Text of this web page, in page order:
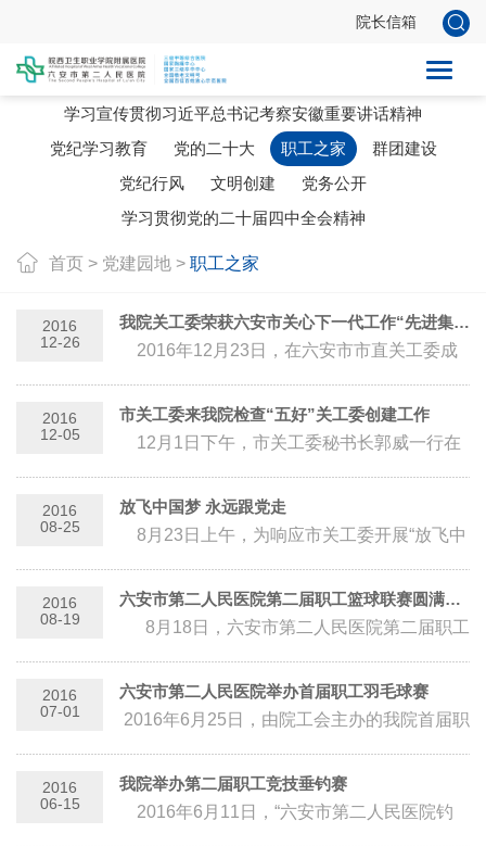
院长信箱
党建新闻
学习宣传贯彻习近平总书记考察安徽重要讲话精神
党纪学习教育
党的二十大 职工之家
群团建设
党纪行风
文明创建
党务公开
学习贯彻党的二十届四中全会精神
首页 > 党建园地 > 职工之家
2016
12-26
我院关工委荣获六安市关心下一代工作“先进集体”称号
2016年12月23日，在六安市市直关工委成
大会上，市二院...
2016
12-05
市关工委来我院检查“五好”关工委创建工作
12月1日下午，市关工委秘书长郭威一行在
和市直关工委...
2016
08-25
放飞中国梦 永远跟党走
8月23日上午，为响应市关工委开展“放飞中
丰...
2016
08-19
六安市第二人民医院第二届职工篮球联赛圆满落幕
8月18日，六安市第二人民医院第二届职工
满结...
2016
07-01
六安市第二人民医院举办首届职工羽毛球赛
2016年6月25日，由院工会主办的我院首届职
赛采用单循环淘汰制，为保证比...
2016
06-15
我院举办第二届职工竞技垂钓赛
2016年6月11日，“六安市第二人民医院钓